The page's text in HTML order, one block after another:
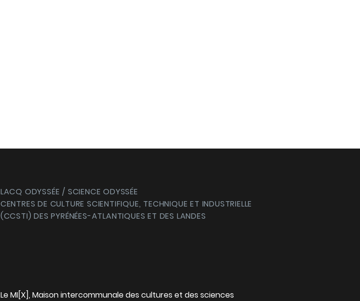
LACQ ODYSSÉE / SCIENCE ODYSSÉE
CENTRES DE CULTURE SCIENTIFIQUE, TECHNIQUE ET INDUSTRIELLE
(CCSTI) DES PYRÉNÉES-ATLANTIQUES ET DES LANDES
Le MI[X], Maison intercommunale des cultures et des sciences